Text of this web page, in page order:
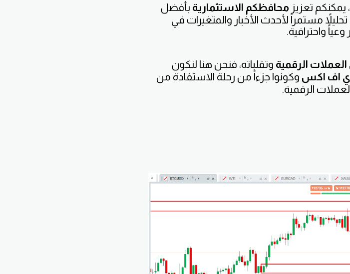
يمكنكم تعزيز محافظكم الاستثمارية بأفضل
مستمراً لأحدث الأخبار والمتغيرات في
واحترافية.
الرقمية وتقلباته، فنحن هنا لنكون
اف اكس وكونوا جزءاً من رحلة الاستفادة من
الرقمية.